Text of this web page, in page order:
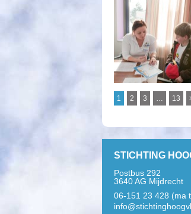
1 2 3 … 13
STICHTING
Postbus 292
3640 AG Mijdrecht
06-151 23 428 (ma